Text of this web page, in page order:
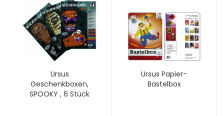
Ursus
Geschenkboxen,
SPOOKY , 6 Stück
Ursus Papier-
Bastelbox